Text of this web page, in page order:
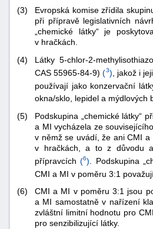
(3)
Evropská komise zřídila
při přípravě legislativních
„chemické látky“ je
v hračkách.
(4)
Látky 5-chlor-2-
CAS 55965-84-9) (3) , jakož i
používají jako konzervační
okna/sklo, lepidel a mýdlových
(5)
Podskupina „chemické látky“
a MI vycházela ze
v němž se uvádí, že ani CMI
v hračkách, a to z důvodu
přípravcích (6) . Podskupina
CMI a MI v poměru 3:1
(6)
CMI a MI v poměru 3:1 jsou
a MI samostatně v nařízení
zvláštní limitní hodnotu pro
pro senzibilizující látky.